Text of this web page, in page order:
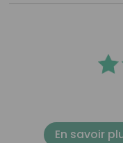
En savoir